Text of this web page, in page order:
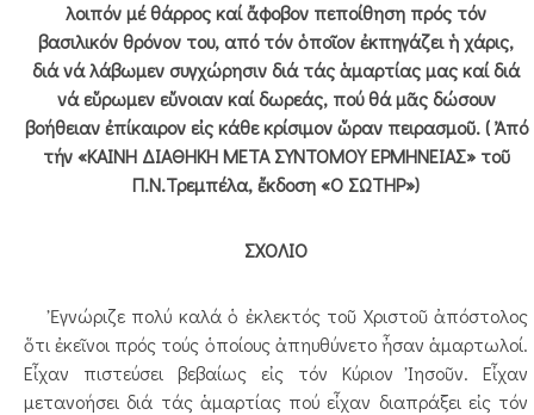
λοιπόν μέ θάρρος καί ἄφοβον πεποίθηση πρός τόν
βασιλικόν θρόνον του, από τόν ὁποῖον ἐκπηγάζει ἡ χάρις,
διά νά λάβωμεν συγχώρησιν διά τάς ἁμαρτίας μας καί διά
νά εὕρωμεν εὔνοιαν καί δωρεάς, πού θά μᾶς δώσουν
βοήθειαν ἐπίκαιρον εἰς κάθε κρίσιμον ὥραν πειρασμοῦ. ( Ἀπό
τήν «ΚΑΙΝΗ ΔΙΑΘΗΚΗ ΜΕΤΑ ΣΥΝΤΟΜΟΥ ΕΡΜΗΝΕΙΑΣ» τοῦ
Π.Ν.Τρεμπέλα, ἔκδοση «Ο ΣΩΤΗΡ»)
ΣΧΟΛΙΟ
Ἐγνώριζε πολύ καλά ὁ ἐκλεκτός τοῦ Χριστοῦ ἀπόστολος
ὅτι ἐκεῖνοι πρός τούς ὁποίους ἀπηυθύνετο ἦσαν ἁμαρτωλοί.
Εἶχαν πιστεύσει βεβαίως εἰς τόν Κύριον Ἰησοῦν. Εἶχαν
μετανοήσει διά τάς ἁμαρτίας πού εἶχαν διαπράξει εἰς τόν